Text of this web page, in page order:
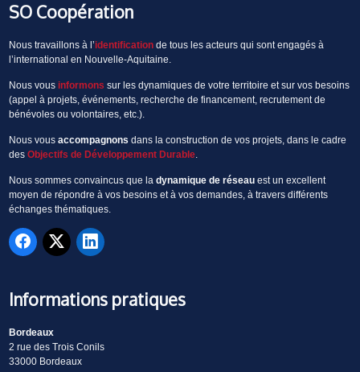
SO Coopération
Nous travaillons à l’identificationde tous les acteurs qui sont engagés à
l’international en Nouvelle-Aquitaine.
Nous vous informons sur les dynamiques de votre territoire et sur vos besoins
(appel à projets, événements, recherche de financement, recrutement de
bénévoles ou volontaires, etc.).
Nous vous accompagnons dans la construction de vos projets, dans le cadre
des Objectifs de Développement Durable.
Nous sommes convaincus que la dynamique de réseauest un excellent
moyen de répondre à vos besoins et à vos demandes, à travers différents
échanges thématiques.
Informations pratiques
Bordeaux
2 rue des Trois Conils
33000 Bordeaux